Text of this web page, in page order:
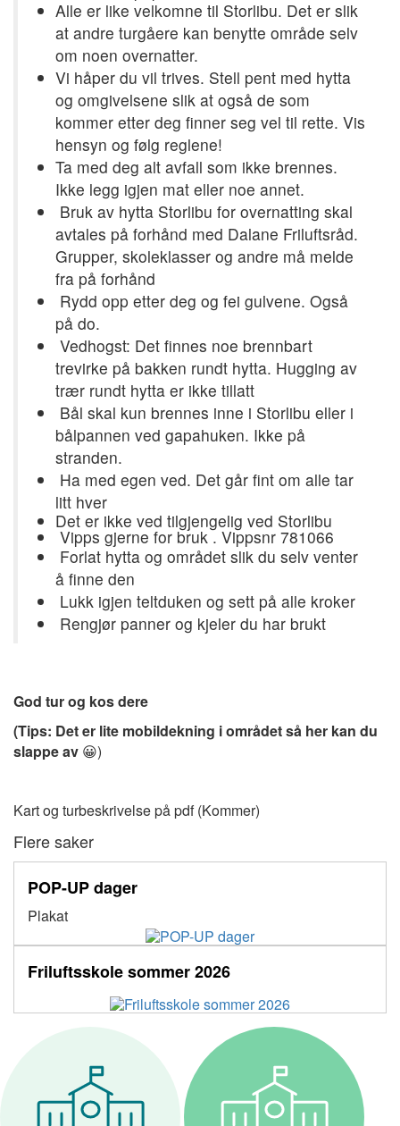
Alle er like velkomne til Storlibu. Det er slik
at andre turgåere kan benytte område selv
om noen overnatter.
Vi håper du vil trives. Stell pent med hytta
og omgivelsene slik at også de som
kommer etter deg finner seg vel til rette. Vis
hensyn og følg reglene!
Ta med deg alt avfall som ikke brennes.
Ikke legg igjen mat eller noe annet.
Bruk av hytta Storlibu for overnatting skal
avtales på forhånd med Dalane Friluftsråd.
Grupper, skoleklasser og andre må melde
fra på forhånd
Rydd opp etter deg og fei gulvene. Også
på do.
Vedhogst: Det finnes noe brennbart
trevirke på bakken rundt hytta. Hugging av
trær rundt hytta er ikke tillatt
Bål skal kun brennes inne i Storlibu eller i
bålpannen ved gapahuken. Ikke på
stranden.
Ha med egen ved. Det går fint om alle tar
litt hver
Det er ikke ved tilgjengelig ved Storlibu
Vipps gjerne for bruk . Vippsnr 781066
Forlat hytta og området slik du selv venter
å finne den
Lukk igjen teltduken og sett på alle kroker
Rengjør panner og kjeler du har brukt
God tur og kos dere
(Tips: Det er lite mobildekning i området så her kan du
slappe av 😀)
Kart og turbeskrivelse på pdf (Kommer)
Flere saker
POP-UP dager
Plakat
Friluftsskole sommer 2026